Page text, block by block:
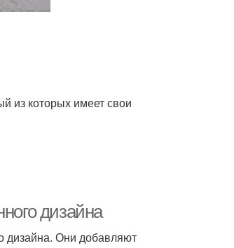
из которых имеет свои
дизайна
дизайна. Они добавляют